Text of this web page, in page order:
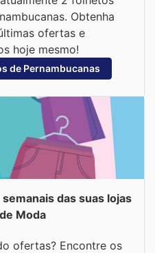
Obtenha
ofertas e
hoje mesmo!
de Pernambucanas
das suas lojas
Moda
ofertas? Encontre os